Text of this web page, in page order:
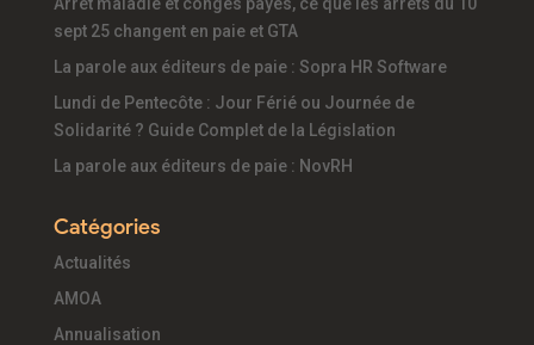
sept 25 changent en paie et GTA
La parole aux éditeurs de paie : Sopra HR Software
Lundi de Pentecôte : Jour Férié ou Journée de
Solidarité ? Guide Complet de la Législation
La parole aux éditeurs de paie : NovRH
Catégories
Actualités
AMOA
Annualisation